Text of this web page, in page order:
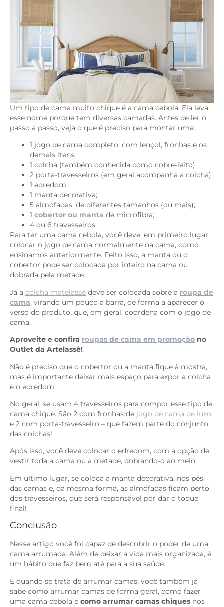
Um tipo de cama muito chique é a cama cebola. Ela leva
esse nome porque tem diversas camadas. Antes de ler o
passo a passo, veja o que é preciso para montar uma:
1 jogo de cama completo, com lençol, fronhas e os
demais itens;
1 colcha (também conhecida como cobre-leito);
2 porta-travesseiros (em geral acompanha a colcha);
1 edredom;
1 manta decorativa;
5 almofadas, de diferentes tamanhos (ou mais);
1 cobertor ou manta de microfibra;
4 ou 6 travesseiros.
Para ter uma cama cebola, você deve, em primeiro lugar,
colocar o jogo de cama normalmente na cama, como
ensinamos anteriormente. Feito isso, a manta ou o
cobertor pode ser colocada por inteiro na cama ou
dobrada pela metade.
Já a colcha matelassê deve ser colocada sobre a roupa de
cama, virando um pouco a barra, de forma a aparecer o
verso do produto, que, em geral, coordena com o jogo de
cama.
Aproveite e confira roupas de cama em promoção no
Outlet da Artelassê!
Não é preciso que o cobertor ou a manta fique à mostra,
mas é importante deixar mais espaço para expor a colcha
e o edredom.
No geral, se usam 4 travesseiros para compor esse tipo de
cama chique. São 2 com fronhas de jogo de cama de luxo
e 2 com porta-travesseiro – que fazem parte do conjunto
das colchas!
Após isso, você deve colocar o edredom, com a opção de
vestir toda a cama ou a metade, dobrando-o ao meio.
Em último lugar, se coloca a manta decorativa, nos pés
das camas e, da mesma forma, as almofadas ficam perto
dos travesseiros, que será responsável por dar o toque
final!
Conclusão
Nesse artigo você foi capaz de descobrir o poder de uma
cama arrumada. Além de deixar a vida mais organizada, é
um hábito que faz bem até para a sua saúde.
E quando se trata de arrumar camas, você também já
sabe como arrumar camas de forma geral, como fazer
uma cama cebola e como arrumar camas chiques nos